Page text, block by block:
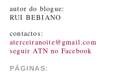
autor do blogue:
RUI BEBIANO
contactos:
aterceiranoite@gmail.com
seguir ATN no Facebook
PÁGINAS: